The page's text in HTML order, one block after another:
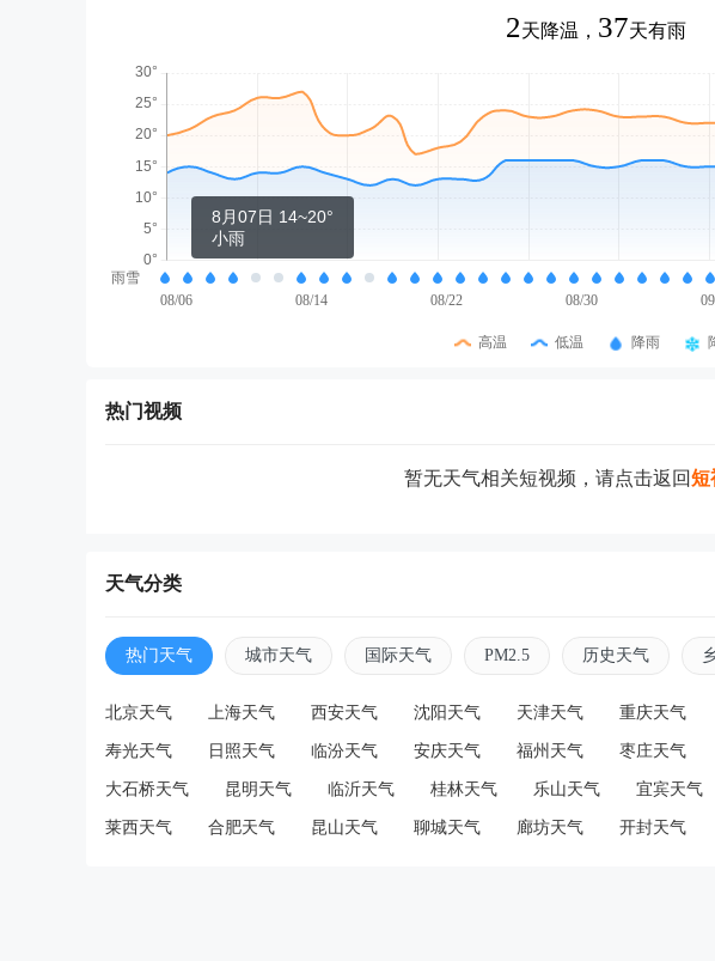
2天降温， 37天有雨
8月07日 14~20°
小雨
雨雪
08/06
08/14 08/22 08/30
高温 低温 降雨
热门视频
暂无天气相关短视频，请点击返回短
天气分类
热门天气 城市天气 国际天气 PM2.5 历史天气
北京天气 上海天气 西安天气 沈阳天气 天津天气 重庆天气
寿光天气 日照天气 临汾天气 安庆天气 福州天气 枣庄天气
大石桥天气 昆明天气 临沂天气 桂林天气 乐山天气 宜宾天气
莱西天气 合肥天气 昆山天气 聊城天气 廊坊天气 开封天气